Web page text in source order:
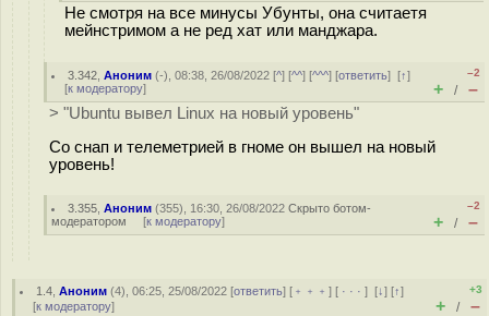
Не смотря на все минусы Убунты, она считаетя
мейнстримом а не ред хат или манджара.
3.342 ,Аноним (-), 08:38, 26/08/2022 [^] [^^] [^^^] [ответить][↑]
[к модератору]
–2
+ / –
> "Ubuntu вывел Linux на новый уровень"
Со снап и телеметрией в гноме он вышел на новый
уровень!
3.355 ,Аноним (355), 16:30, 26/08/2022Скрыто ботом-
модератором [к модератору]
–2
+ / –
1.4 ,Аноним (4), 06:25, 25/08/2022 [ответить] [ ﹢﹢﹢] [ · · ·][↓] [↑]
[к модератору]
+3
+ / –